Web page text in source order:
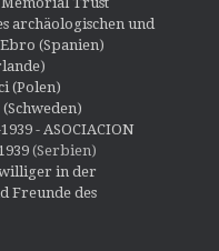
archäologischen und
(Spanien)
(Polen)
- ASOCIACION
(Serbien)
in der
Freunde des